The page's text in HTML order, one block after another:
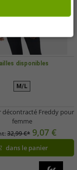
disponibles
M/L
décontracté Freddy pour
femme
32,99 €* 9,07 €
dans le panier